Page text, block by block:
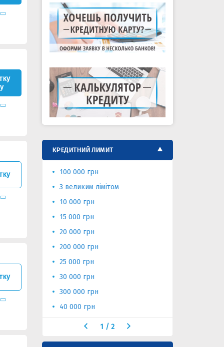
КРЕДИТНИЙ ЛИМИТ
100 000 грн
З великим лімітом
10 000 грн
15 000 грн
20 000 грн
200 000 грн
25 000 грн
30 000 грн
300 000 грн
40 000 грн
1 /2